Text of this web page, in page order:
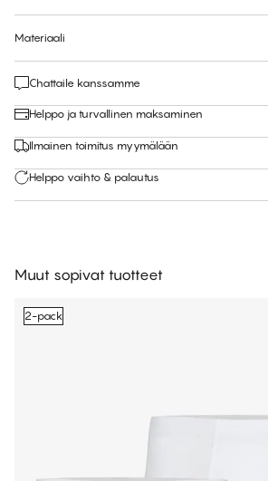
Materiaali
Chattaile kanssamme
Helppo ja turvallinen maksaminen
Ilmainen toimitus myymälään
Helppo vaihto & palautus
Muut sopivat tuotteet
2-pack